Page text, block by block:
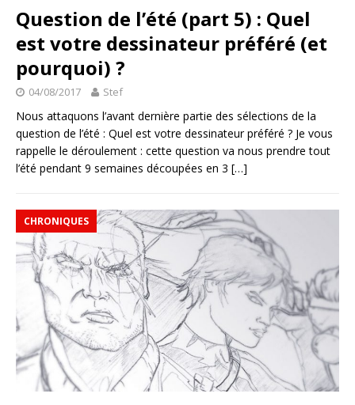
Question de l’été (part 5) : Quel
est votre dessinateur préféré (et
pourquoi) ?
04/08/2017 Stef
Nous attaquons l’avant dernière partie des sélections de la
question de l’été : Quel est votre dessinateur préféré ? Je vous
rappelle le déroulement : cette question va nous prendre tout
l’été pendant 9 semaines découpées en 3 […]
CHRONIQUES